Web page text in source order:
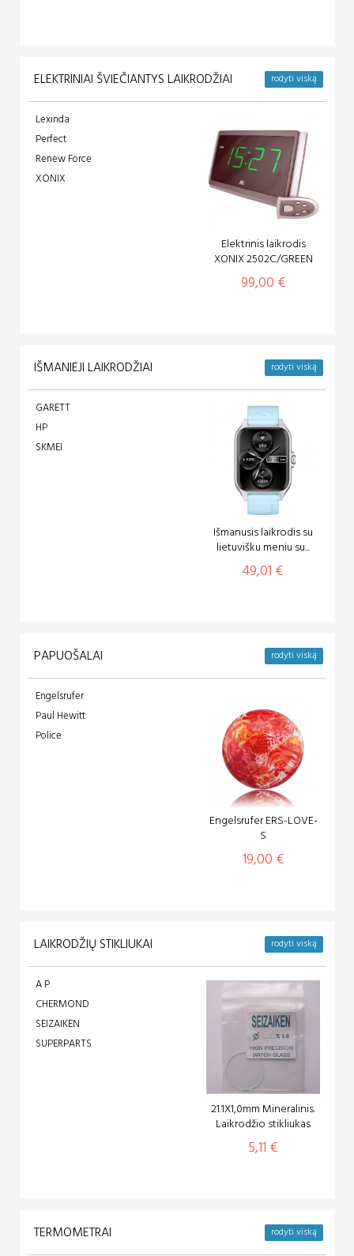
ELEKTRINIAI ŠVIEČIANTYS LAIKRODŽIAI rodyti viską
Elektrinis laikrodis
XONIX 2502C/GREEN
99,00 €
Lexinda
Perfect
Renew Force
XONIX
IŠMANIEJI LAIKRODŽIAI rodyti viską
Išmanusis laikrodis su
lietuvišku meniu su...
49,01 €
GARETT
HP
SKMEI
PAPUOŠALAI rodyti viską
Engelsrufer ERS-LOVE-
S
19,00 €
Engelsrufer
Paul Hewitt
Police
LAIKRODŽIŲ STIKLIUKAI rodyti viską
21.1X1,0mm Mineralinis.
Laikrodžio stikliukas
5,11 €
A P
CHERMOND
SEIZAIKEN
SUPERPARTS
TERMOMETRAI rodyti viską